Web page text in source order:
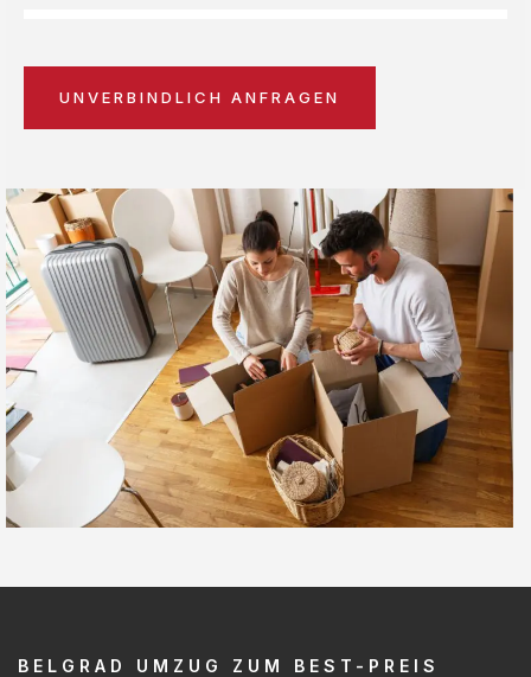
UNVERBINDLICH ANFRAGEN
BELGRAD UMZUG ZUM BEST-PREIS